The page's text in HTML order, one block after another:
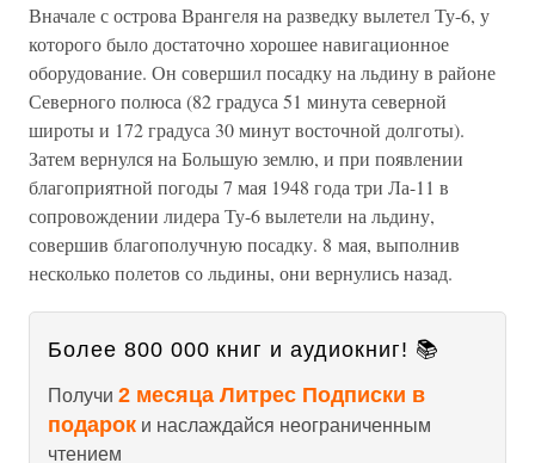
Вначале с острова Врангеля на разведку вылетел Ту-6, у
которого было достаточно хорошее навигационное
оборудование. Он совершил посадку на льдину в районе
Северного полюса (82 градуса 51 минута северной
широты и 172 градуса 30 минут восточной долготы).
Затем вернулся на Большую землю, и при появлении
благоприятной погоды 7 мая 1948 года три Ла-11 в
сопровождении лидера Ту-6 вылетели на льдину,
совершив благополучную посадку. 8 мая, выполнив
несколько полетов со льдины, они вернулись назад.
Более 800 000 книг и аудиокниг! 📚
Получи 2 месяца Литрес Подписки в
подарок и наслаждайся неограниченным
чтением